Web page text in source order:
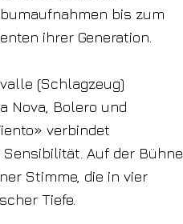
bis zum
ihrer Generation.
(Schlagzeug)
Nova, Bolero und
verbindet
Auf der Bühne
Stimme, die in vier
Tiefe.